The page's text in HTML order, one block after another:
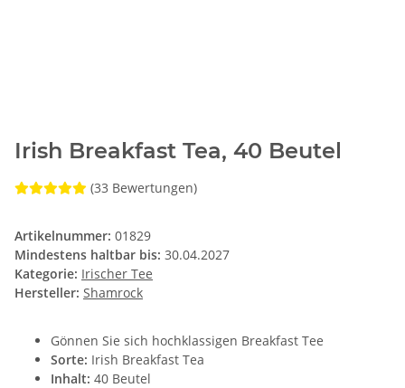
Irish Breakfast Tea, 40 Beutel
(33 Bewertungen)
Artikelnummer: 01829
Mindestens haltbar bis: 30.04.2027
Kategorie: Irischer Tee
Hersteller: Shamrock
Gönnen Sie sich hochklassigen Breakfast Tee
Sorte: Irish Breakfast Tea
Inhalt: 40 Beutel